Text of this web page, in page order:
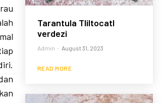
Tarantula Tliltocatl
verdezi
Admin - August 31, 2023
READ MORE